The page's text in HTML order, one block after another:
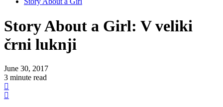
Story About a Girl: V veliki
črni luknji
June 30, 2017
3 minute read